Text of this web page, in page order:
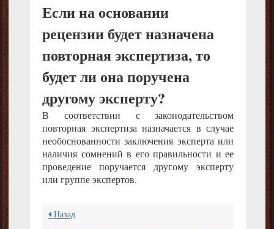
Если на основании
рецензии будет назначена
повторная экспертиза, то
будет ли она поручена
другому эксперту?
В соответствии с законодательством
повторная экспертиза назначается в случае
необоснованности заключения эксперта или
наличия сомнений в его правильности и ее
проведение поручается другому эксперту
или группе экспертов.
Назад